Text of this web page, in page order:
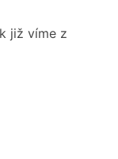
již víme z